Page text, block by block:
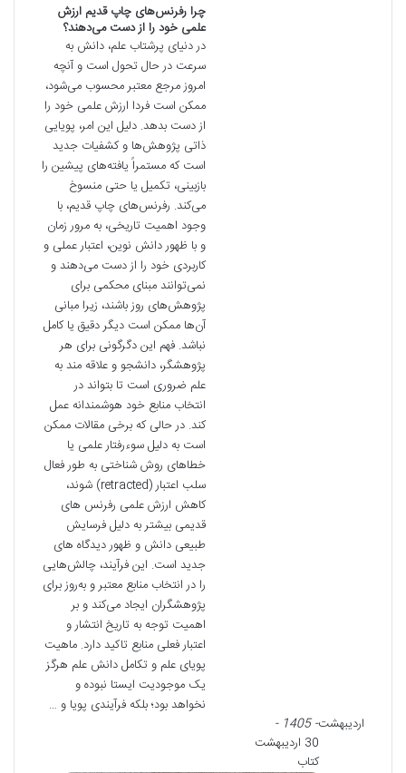
چرا رفرنس‌های چاپ قدیم ارزش
علمی خود را از دست می‌دهند؟
در دنیای پرشتاب علم، دانش به
سرعت در حال تحول است و آنچه
امروز مرجع معتبر محسوب می‌شود،
ممکن است فردا ارزش علمی خود را
از دست بدهد. دلیل این امر، پویایی
ذاتی پژوهش‌ها و کشفیات جدید
است که مستمراً یافته‌های پیشین را
بازبینی، تکمیل یا حتی منسوخ
می‌کند. رفرنس‌های چاپ قدیم، با
وجود اهمیت تاریخی، به مرور زمان
و با ظهور دانش نوین، اعتبار عملی و
کاربردی خود را از دست می‌دهند و
نمی‌توانند مبنای محکمی برای
پژوهش‌های روز باشند، زیرا مبانی
آن‌ها ممکن است دیگر دقیق یا کامل
نباشد. فهم این دگرگونی برای هر
پژوهشگر، دانشجو و علاقه مند به
علم ضروری است تا بتواند در
انتخاب منابع خود هوشمندانه عمل
کند. در حالی که برخی مقالات ممکن
است به دلیل سوءرفتار علمی یا
خطاهای روش شناختی به طور فعال
سلب اعتبار (retracted) شوند،
کاهش ارزش علمی رفرنس های
قدیمی بیشتر به دلیل فرسایش
طبیعی دانش و ظهور دیدگاه های
جدید است. این فرآیند، چالش‌هایی
را در انتخاب منابع معتبر و به‌روز برای
پژوهشگران ایجاد می‌کند و بر
اهمیت توجه به تاریخ انتشار و
اعتبار فعلی منابع تاکید دارد. ماهیت
پویای علم و تکامل دانش علم هرگز
یک موجودیت ایستا نبوده و
نخواهد بود؛ بلکه فرآیندی پویا و …
اردیبهشت- 1405 -
30 اردیبهشت
کتاب